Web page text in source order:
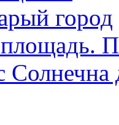
город
Солнечна